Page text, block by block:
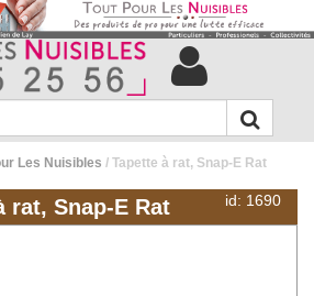
Les Nuisibles / Tapette à rat, Snap-E Rat
id: 1690
rat, Snap-E Rat